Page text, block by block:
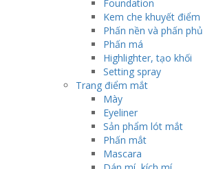
Foundation
Kem che khuyết điểm
Phấn nền và phấn phủ
Phấn má
Highlighter, tạo khối
Setting spray
Trang điểm mắt
Mày
Eyeliner
Sản phẩm lót mắt
Phấn mắt
Mascara